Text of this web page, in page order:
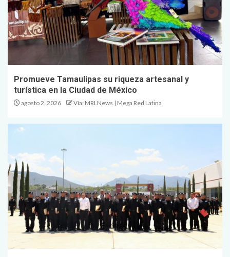
Promueve Tamaulipas su riqueza artesanal y
turística en la Ciudad de México
agosto 2, 2026 Vía: MRLNews | Mega Red Latina